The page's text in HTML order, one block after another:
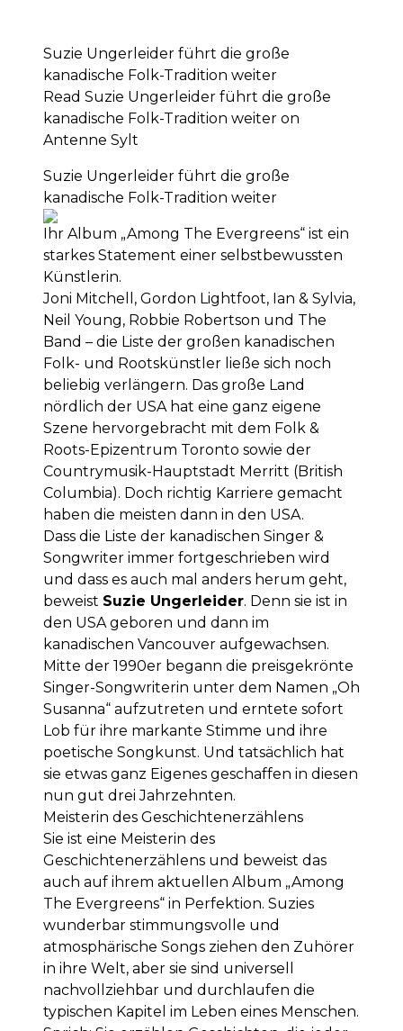
Suzie Ungerleider führt die große
kanadische Folk-Tradition weiter
Read Suzie Ungerleider führt die große
kanadische Folk-Tradition weiter on
Antenne Sylt
Suzie Ungerleider führt die große
kanadische Folk-Tradition weiter
Ihr Album „Among The Evergreens“ ist ein
starkes Statement einer selbstbewussten
Künstlerin.
Joni Mitchell, Gordon Lightfoot, Ian & Sylvia,
Neil Young, Robbie Robertson und The
Band – die Liste der großen kanadischen
Folk- und Rootskünstler ließe sich noch
beliebig verlängern. Das große Land
nördlich der USA hat eine ganz eigene
Szene hervorgebracht mit dem Folk &
Roots-Epizentrum Toronto sowie der
Countrymusik-Hauptstadt Merritt (British
Columbia). Doch richtig Karriere gemacht
haben die meisten dann in den USA.
Dass die Liste der kanadischen Singer &
Songwriter immer fortgeschrieben wird
und dass es auch mal anders herum geht,
beweist Suzie Ungerleider. Denn sie ist in
den USA geboren und dann im
kanadischen Vancouver aufgewachsen.
Mitte der 1990er begann die preisgekrönte
Singer-Songwriterin unter dem Namen „Oh
Susanna“ aufzutreten und erntete sofort
Lob für ihre markante Stimme und ihre
poetische Songkunst. Und tatsächlich hat
sie etwas ganz Eigenes geschaffen in diesen
nun gut drei Jahrzehnten.
Meisterin des Geschichtenerzählens
Sie ist eine Meisterin des
Geschichtenerzählens und beweist das
auch auf ihrem aktuellen Album „Among
The Evergreens“ in Perfektion. Suzies
wunderbar stimmungsvolle und
atmosphärische Songs ziehen den Zuhörer
in ihre Welt, aber sie sind universell
nachvollziehbar und durchlaufen die
typischen Kapitel im Leben eines Menschen.